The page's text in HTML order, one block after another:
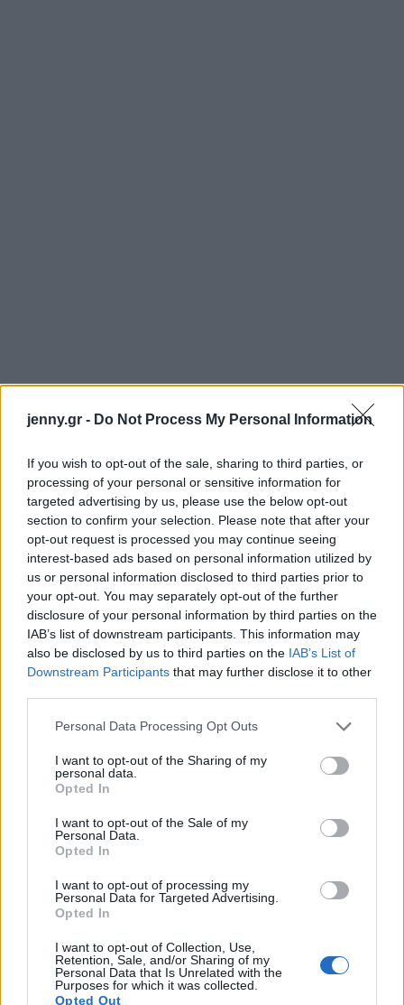
jenny.gr - Do Not Process My Personal Information
If you wish to opt-out of the sale, sharing to third parties, or
processing of your personal or sensitive information for
targeted advertising by us, please use the below opt-out
section to confirm your selection. Please note that after your
opt-out request is processed you may continue seeing
interest-based ads based on personal information utilized by
us or personal information disclosed to third parties prior to
your opt-out. You may separately opt-out of the further
disclosure of your personal information by third parties on the
IAB’s list of downstream participants. This information may
also be disclosed by us to third parties on the IAB’s List of
Downstream Participants that may further disclose it to other
Please note that this website/app uses one or more Google
not limited to your visit or usage behaviour. You may click to
grant or deny consent to Google and its third-party tags to
use your data for below specified purposes in below Google
consent section.
Personal Data Processing Opt Outs
I want to opt-out of the Sharing of my
personal data.
Opted In
I want to opt-out of the Sale of my
Personal Data.
Opted In
I want to opt-out of processing my
Personal Data for Targeted Advertising.
Opted In
I want to opt-out of Collection, Use,
Retention, Sale, and/or Sharing of my
Personal Data that Is Unrelated with the
Purposes for which it was collected.
Opted Out
pexels
Βραστά αυγά και τοστ με αβοκάντο
Τα αυγά θεωρούνται πρωτεΐνη υψηλής βιολογικής
αξίας, επειδή το προφίλ αμινοξέων τους είναι